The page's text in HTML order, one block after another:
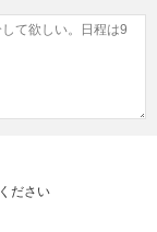
ださい